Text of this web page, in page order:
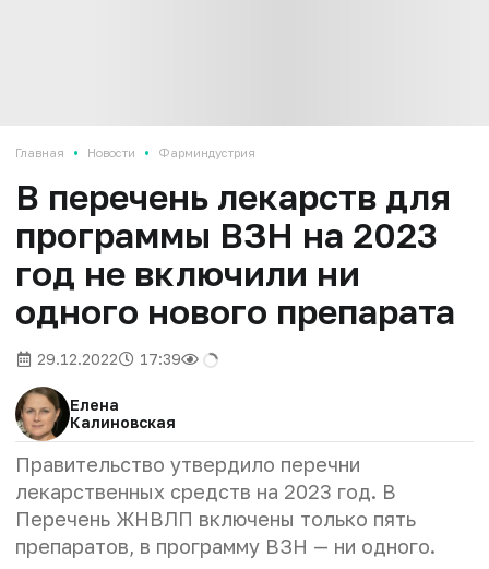
Главная • Новости • Фарминдустрия
В перечень лекарств для
программы ВЗН на 2023
год не включили ни
одного нового препарата
29.12.2022 17:39
Елена
Калиновская
Правительство утвердило перечни
лекарственных средств на 2023 год. В
Перечень ЖНВЛП включены только пять
препаратов, в программу ВЗН — ни одного.